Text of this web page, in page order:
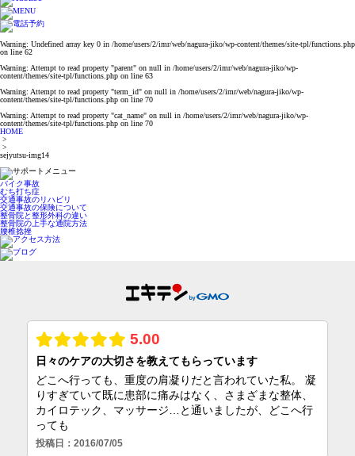
Warning: Undefined array key 0 in /home/users/2/imr/web/nagura-jiko/wp-content/themes/site-tpl/functions.php
on line 62
Warning: Attempt to read property "parent" on null in /home/users/2/imr/web/nagura-jiko/wp-
content/themes/site-tpl/functions.php on line 63
Warning: Attempt to read property "term_id" on null in /home/users/2/imr/web/nagura-jiko/wp-
content/themes/site-tpl/functions.php on line 70
Warning: Attempt to read property "cat_name" on null in /home/users/2/imr/web/nagura-jiko/wp-
content/themes/site-tpl/functions.php on line 70
HOME
>
>
sejyutsu-img14
バイク事故
むち打ち症
交通事故のリハビリ
交通事故の保険について
整骨院と整形外科の違い
整骨院の上手な通院方法
腰椎捻挫